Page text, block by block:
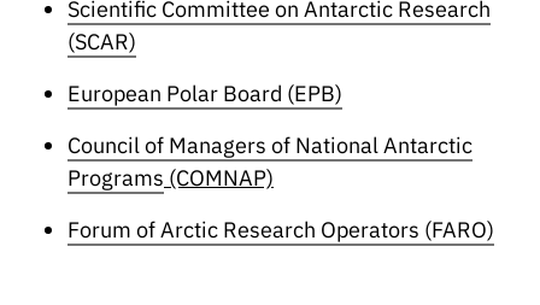
Scientific Committee on Antarctic Research
(SCAR)
European Polar Board (EPB)
Council of Managers of National Antarctic
Programs (COMNAP)
Forum of Arctic Research Operators (FARO)